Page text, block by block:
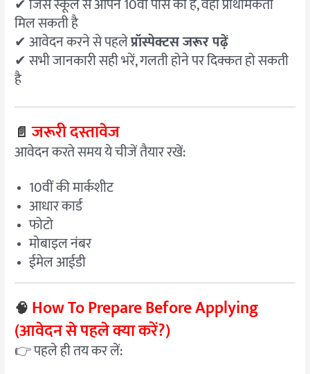
मिल सकती है
✔ आवेदन करने से पहलेप्रॉस्पेक्टस जरूर पढ़ें
✔ सभी जानकारी सही भरें, गलती होने पर दिक्कत हो सकती
है
📄जरूरी दस्तावेज
आवेदन करते समय ये चीजें तैयार रखें:
10वीं की मार्कशीट
आधार कार्ड
फोटो
मोबाइल नंबर
ईमेल आईडी
🧠 How To Prepare Before Applying
(आवेदन से पहले क्या करें?)
👉 पहले ही तय कर लें: